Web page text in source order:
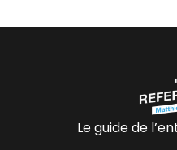
Le guide de